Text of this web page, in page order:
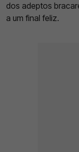
dos adeptos
a um final feliz.